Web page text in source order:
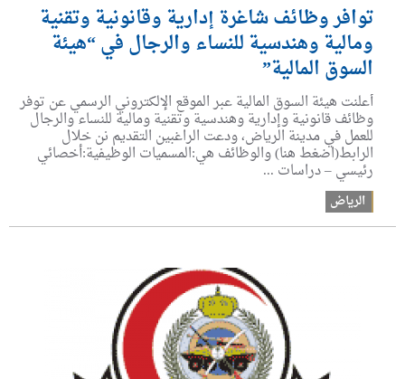
توافر وظائف شاغرة إدارية وقانونية وتقنية
ومالية وهندسية للنساء والرجال في “هيئة
السوق المالية”
أعلنت هيئة السوق المالية عبر الموقع الإلكتروني الرسمي عن توفر
وظائف قانونية وإدارية وهندسية وتقنية ومالية للنساء والرجال
للعمل في مدينة الرياض، ودعت الراغبين التقديم نن خلال
الرابط(اضغط هنا) والوظائف هي:المسميات الوظيفية:أخصائي
رئيسي – دراسات ...
الرياض